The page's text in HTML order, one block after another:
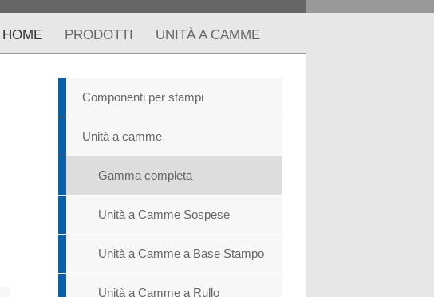
HOME PRODOTTI UNITÀ A CAMME
Componenti per stampi
Unità a camme
Gamma completa
Unità a Camme Sospese
Unità a Camme a Base Stampo
Unità a Camme a Rullo